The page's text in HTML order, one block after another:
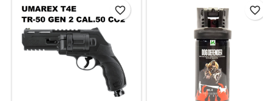
favorite_border favorite_border